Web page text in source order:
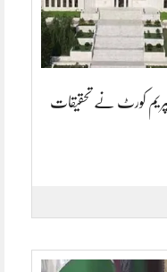
کورٹ نے تحقیقات